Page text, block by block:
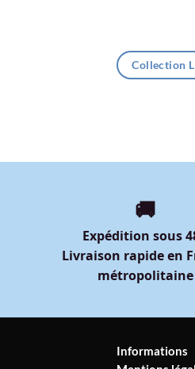
Collection
🚚
Expédition sous
Livraison rapide en
métropolitaine
Informations